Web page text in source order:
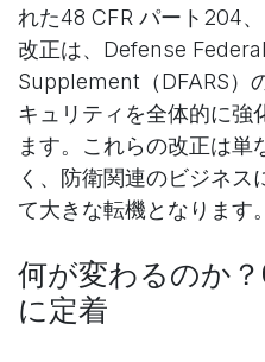
れた48 CFR パート204
改正は、Defense
Supplement（DFARS）
キュリティを全体的に強
ます。これらの改正は単
く、防衛関連のビジネス
て大きな転機となります。
何が変わるのか
に定着